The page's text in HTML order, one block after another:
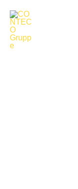
Inhalt
springen